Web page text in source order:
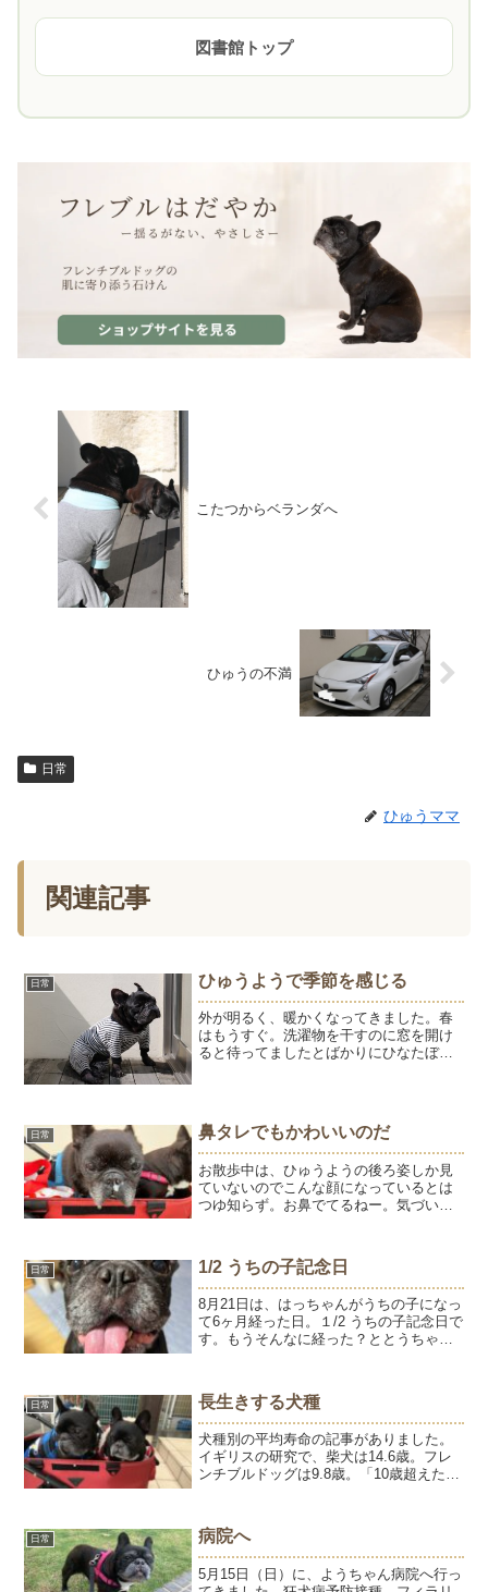
図書館トップ
こたつからベランダへ
ひゅうの不満
日常
ひゅうママ
関連記事
日常 ひゅうようで季節を感じる
外が明るく、暖かくなってきました。春
はもうすぐ。洗濯物を干すのに窓を開け
ると待ってましたとばかりにひなたぼっ
進。服を着ていないとお腹も...
日常 鼻タレでもかわいいのだ
お散歩中は、ひゅうようの後ろ姿しか見
ていないのでこんな顔になっているとは
つゆ知らず。お鼻でてるねー。気づいた
ーーーーー！またまた拭いて家に入って
片付けて、顔を見るとまた...
日常 1/2 うちの子記念日
8月21日は、はっちゃんがうちの子になっ
て6ヶ月経った日。１/2 うちの子記念日で
す。もうそんなに経った？ととうちゃ
んが旅立ってから7ヶ月。ようちゃんと入
れ替わるように...
日常 長生きする犬種
犬種別の平均寿命の記事がありました。
イギリスの研究で、柴犬は14.6歳。フレ
ンチブルドッグは9.8歳。「10歳超えたら
ィのフレンチブルドッグ。本来の犬の姿
から離れた犬種ほ...
日常 病院へ
5月15日（日）に、ようちゃん病院へ行っ